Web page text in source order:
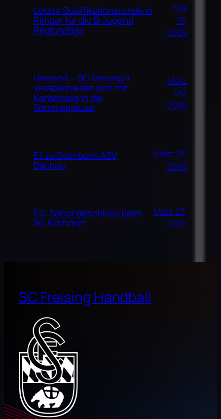
Letzte Qualifikationsrunde in
Rimpar für die B-Jugend
Regionalliga
Mai
19,
2026
Herren II – SC Freising II
verabschiedet sich mit
Kantersieg in die
Sommerpause
März
29,
2026
E1 zu Gast beim ASV
Dachau
März 23,
2026
E2: Saisonabschluss beim
SC Kirchdorf
März 23,
2026
SC Freising Handball